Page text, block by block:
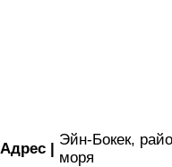
Адрес |
Эйн-Бокек,
моря